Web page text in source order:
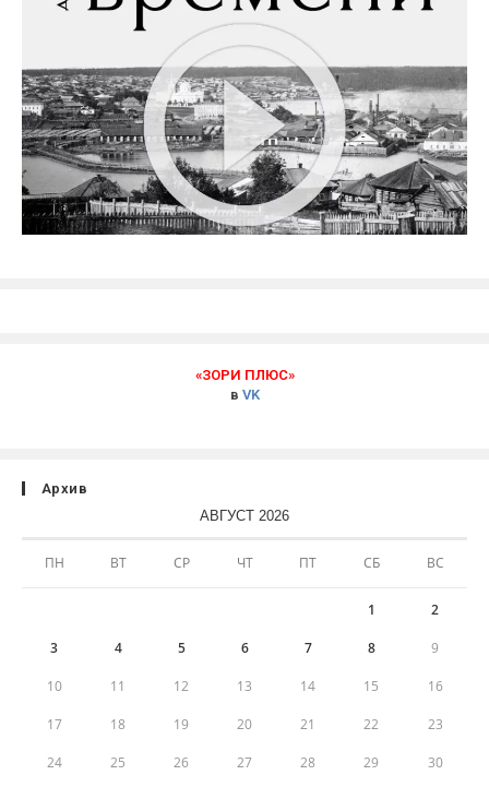
«ЗОРИ ПЛЮС»
в VK
Архив
АВГУСТ 2026
ПН ВТ СР ЧТ ПТ СБ ВС
1 2
3 4 5 6 7 8 9
10 11 12 13 14 15 16
17 18 19 20 21 22 23
24 25 26 27 28 29 30